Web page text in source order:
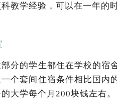
教学经验，可以在一年的
分的学生都住在学校的宿
个套间住宿条件相比国内
大学每个月200块钱左右。